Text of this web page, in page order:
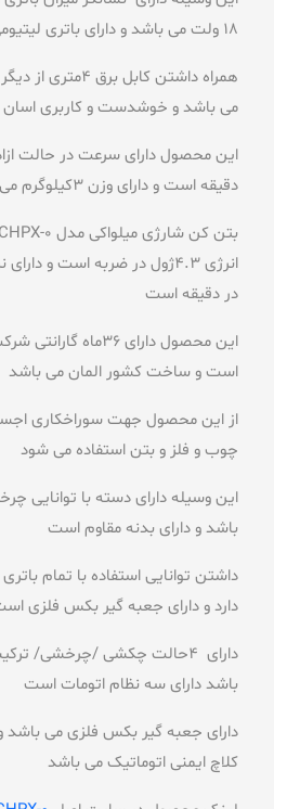
18 ولت می باشد و دارای باتری لیتیومی می باشد
همراه داشتن کابل
می باشد و خوشدست و کاربری اسان
دقیقه است و دارای وزن 3کیلوگرم می باشد
در دقیقه است
این محصول دارای 36ماه
است و ساخت کشور المان می باشد
از این محصول جهت سوراخکاری
چوب و فلز و بتن استفاده می شود
باشد و دارای بدنه مقاوم است
دارد و دارای جعبه گیر بکس فلزی
دارای 4حالت چکشی /چرخشی/
باشد دارای سه نظام اتومات است
دارای جعبه گیر بکس فلزی می باشد
کلاچ ایمنی اتوماتیک می باشد